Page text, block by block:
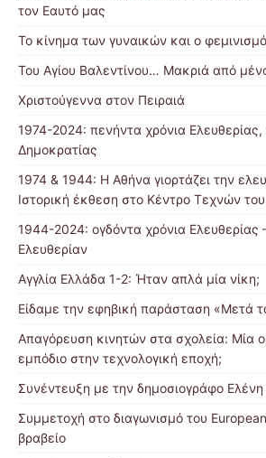
τον Εαυτό μας
Το κίνημα των γυναικών και ο
Του Αγίου Βαλεντίνου… Μακριά από
Χριστούγεννα στον Πειραιά
1974-2024: πενήντα χρόνια Ελευθερίας,
Δημοκρατίας
1974 & 1944: Η Αθήνα γιορτάζει την
Ιστορική έκθεση στο Κέντρο Τεχνών
1944-2024: ογδόντα χρόνια Ελευθερίας
Ελευθερίαν
Αγγλία Ελλάδα 1-2: Ήταν απλά μία νίκη;
Είδαμε την εφηβική παράσταση «Μετά
Απαγόρευση κινητών στα σχολεία: Μία
εμπόδιο στην τεχνολογική εποχή;
Συνέντευξη με την δημοσιογράφο
Συμμετοχή στο διαγωνισμό του
βραβείο